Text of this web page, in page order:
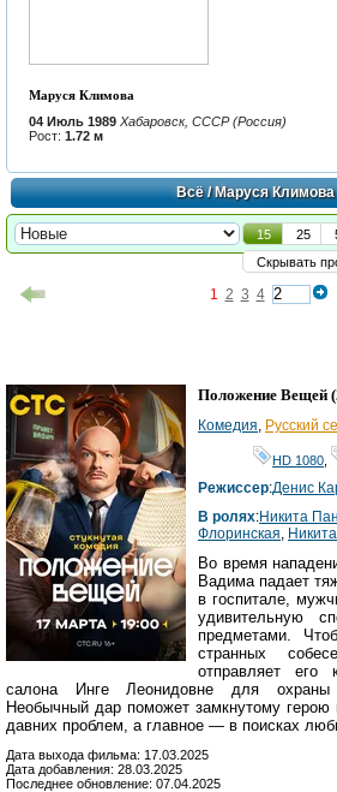
Маруся Климова
04 Июль 1989 Хабаровск, СССР (Россия)
Рост: 1.72 м
Всё/ Маруся Климова
15 25
Скрывать
1 2 3 4
Положение Вещей
Комедия Русский
HD 1080
Режиссер:Денис
В ролях:Никита
Флоринская
Во время
Вадима падает
в госпитале,
удивительную
предметами.
странных
отправляет его
салона Инге Леонидовне для охраны
Необычный дар поможет замкнутому герою
давних проблем, а главное — в поисках
Дата выхода фильма: 17.03.2025
Дата добавления: 28.03.2025
Последнее обновление: 07.04.2025